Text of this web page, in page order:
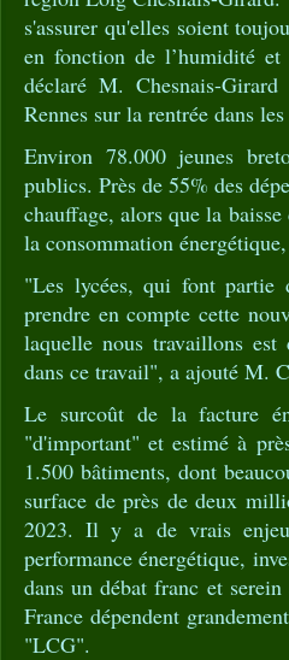
s'assurer qu'elles soient
en fonction de l’humidité
déclaré M. Chesnais-
Rennes sur la rentrée dans
Environ 78.000 jeunes
publics. Près de 55% des
chauffage, alors que la
la consommation
"Les lycées, qui font partie
prendre en compte cette
laquelle nous travaillons est
dans ce travail", a ajouté M.
Le surcoût de la facture
"d'important" et estimé à
1.500 bâtiments, dont
surface de près de deux
2023. Il y a de vrais
performance énergétique,
dans un débat franc et
France dépendent
"LCG".